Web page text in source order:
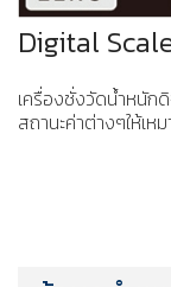
Digital
เครื่องชั่งวัดนํ้าหนัก
สถานะค่าต่างๆให้เห